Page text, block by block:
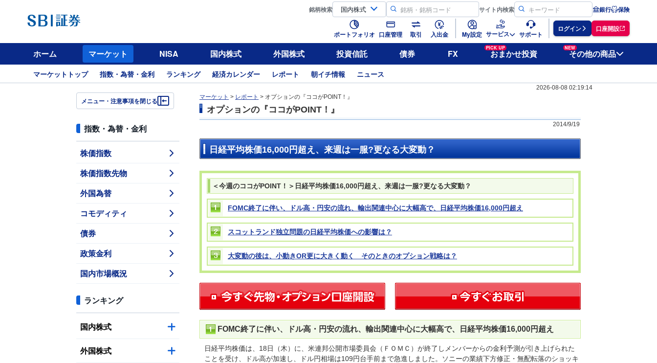
銘柄検索 サイト内検索 銀行 保険
ポートフォリオ 口座管理 取引 入出金 My設定 サービス サポート
ログイン 口座開設
ホーム マーケット NISA 国内株式 外国株式 投資信託 債券 FX
PICK UP
おまかせ投資
NEW
その他の商品
マーケットトップ 指数・為替・金利 ランキング 経済カレンダー レポート 朝イチ情報 ニュース
2026-08-08 02:19:14
メニュー・注意事項を閉じる
指数・為替・金利
株価指数
株価指数先物
外国為替
コモディティ
債券
政策金利
国内市場概況
ランキング
国内株式
外国株式
マーケット > レポート > オプションの『ココがPOINT！』
オプションの『ココがPOINT！』
2014/9/19
日経平均株価16,000円超え、来週は一服?更なる大変動？
＜今週のココがPOINT！＞日経平均株価16,000円超え、来週は一服?更なる大変動？
FOMC終了に伴い、ドル高・円安の流れ、輸出関連中心に大幅高で、日経平均株価16,000円超え
スコットランド独立問題の日経平均株価への影響は？
大変動の後は、小動きOR更に大きく動く そのときのオプション戦略は？
FOMC終了に伴い、ドル高・円安の流れ、輸出関連中心に大幅高で、日経平均株価16,000円超え
日経平均株価は、18日（木）に、米連邦公開市場委員会（ＦＯＭＣ）が終了しメンバーからの金利予測が引き上げられた
ことを受け、ドル高が加速し、ドル円相場は109円台手前まで急進しました。ソニーの業績下方修正・無配転落のショッキ